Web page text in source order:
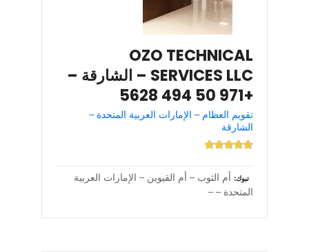
OZO TECHNICAL
SERVICES LLC – الشارقة –
+971 50 494 5628
تقويم العظام – الإمارات العربية المتحدة –
الشارقة
تبوك
أم الثوب – أم القيوين – الإمارات العربية
المتحدة – –